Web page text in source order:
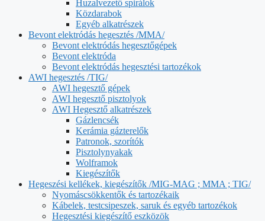
Huzalvezető spirálok
Közdarabok
Egyéb alkatrészek
Bevont elektródás hegesztés /MMA/
Bevont elektródás hegesztőgépek
Bevont elektróda
Bevont elektródás hegesztési tartozékok
AWI hegesztés /TIG/
AWI hegesztő gépek
AWI hegesztő pisztolyok
AWI Hegesztő alkatrészek
Gázlencsék
Kerámia gázterelők
Patronok, szorítók
Pisztolynyakak
Wolframok
Kiegészítők
Hegeszési kellékek, kiegészítők /MIG-MAG ; MMA ; TIG/
Nyomáscsökkentők és tartozékaik
Kábelek, testcsipeszek, saruk és egyéb tartozékok
Hegesztési kiegészítő eszközök